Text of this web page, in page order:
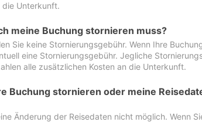
die Unterkunft.
meine Buchung stornieren muss?
Sie keine Stornierungsgebühr. Wenn Ihre
eine Stornierungsgebühr. Jegliche
alle zusätzlichen Kosten an die Unterkunft.
Buchung stornieren oder meine
Änderung der Reisedaten nicht möglich. Wenn